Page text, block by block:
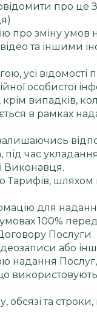
про
про зміну умов
та іншими
усі
особистої
випадків,
в рамках
під час
Виконавця.
шляхом
для
100%
Послуги
або
Послуг,
що
та